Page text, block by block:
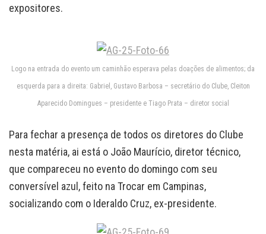
expositores.
Logo na entrada do evento um caminhão esperava pelas doações de alimentos; da
esquerda para a direita: Gabriel, Gustavo Barbosa – secretário do Clube, Cleiton
Aparecido Domingues – presidente e Tiago Prata – diretor social
Para fechar a presença de todos os diretores do Clube
nesta matéria, ai está o João Maurício, diretor técnico,
que compareceu no evento do domingo com seu
conversível azul, feito na Trocar em Campinas,
socializando com o Ideraldo Cruz, ex-presidente.